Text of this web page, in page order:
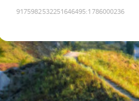
9175982532251646495:1786000236